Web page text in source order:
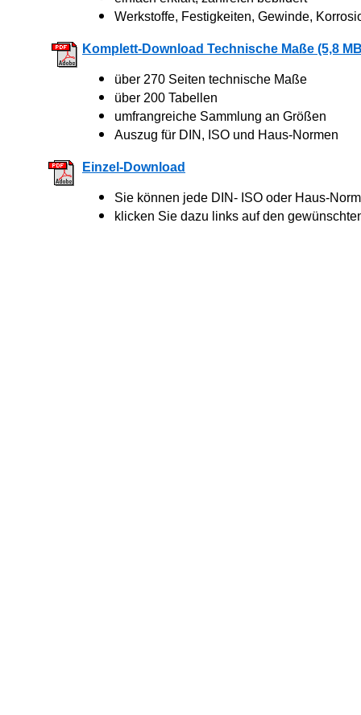
Werkstoffe, Festigkeiten, Gewinde,
Komplett-Download Technische Maße (5,8
über 270 Seiten technische Maße
über 200 Tabellen
umfrangreiche Sammlung an Größen
Auszug für DIN, ISO und Haus-Normen
Einzel-Download
Sie können jede DIN- ISO oder Haus-
klicken Sie dazu links auf den